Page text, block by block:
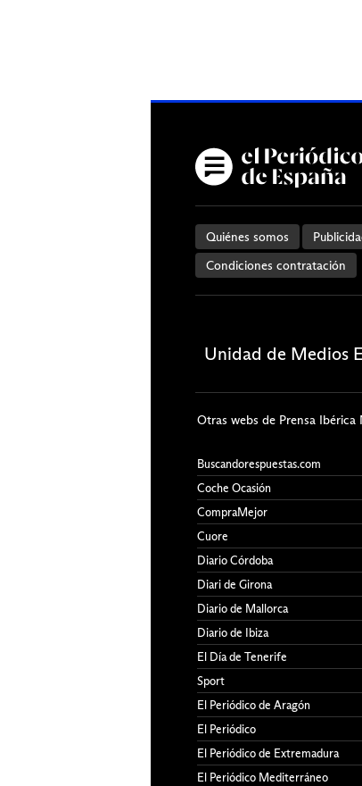
Quiénes somos
Condiciones contratación
Otras webs de Prensa Ibérica
Buscandorespuestas.com
Coche Ocasión
CompraMejor
Cuore
Diario Córdoba
Diari de Girona
Diario de Mallorca
Diario de Ibiza
El Día de Tenerife
Sport
El Periódico de Aragón
El Periódico
El Periódico de Extremadura
El Periódico Mediterráneo